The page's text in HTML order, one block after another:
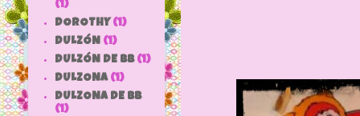
(1)
DOROTHY (1)
DULZÓN (1)
DULZÓN DE BB (1)
DULZONA (1)
DULZONA DE BB
(1)